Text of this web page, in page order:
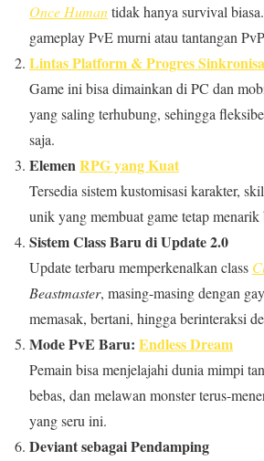
Once Humantidak hanya survival
gameplay PvE murni atau tantangan
Lintas Platform & Progres
Game ini bisa dimainkan di PC dan
yang saling terhubung, sehingga
saja.
ElemenRPG yang Kuat
Tersedia sistem kustomisasi karakter,
unik yang membuat game tetap
Sistem Class Baru di Update 2.0
Update terbaru memperkenalkan class
Beastmaster, masing-masing dengan
memasak, bertani, hingga berinteraksi
Mode PvE Baru: Endless Dream
Pemain bisa menjelajahi dunia mimpi
bebas, dan melawan monster terus-
yang seru ini.
Deviant sebagai Pendamping